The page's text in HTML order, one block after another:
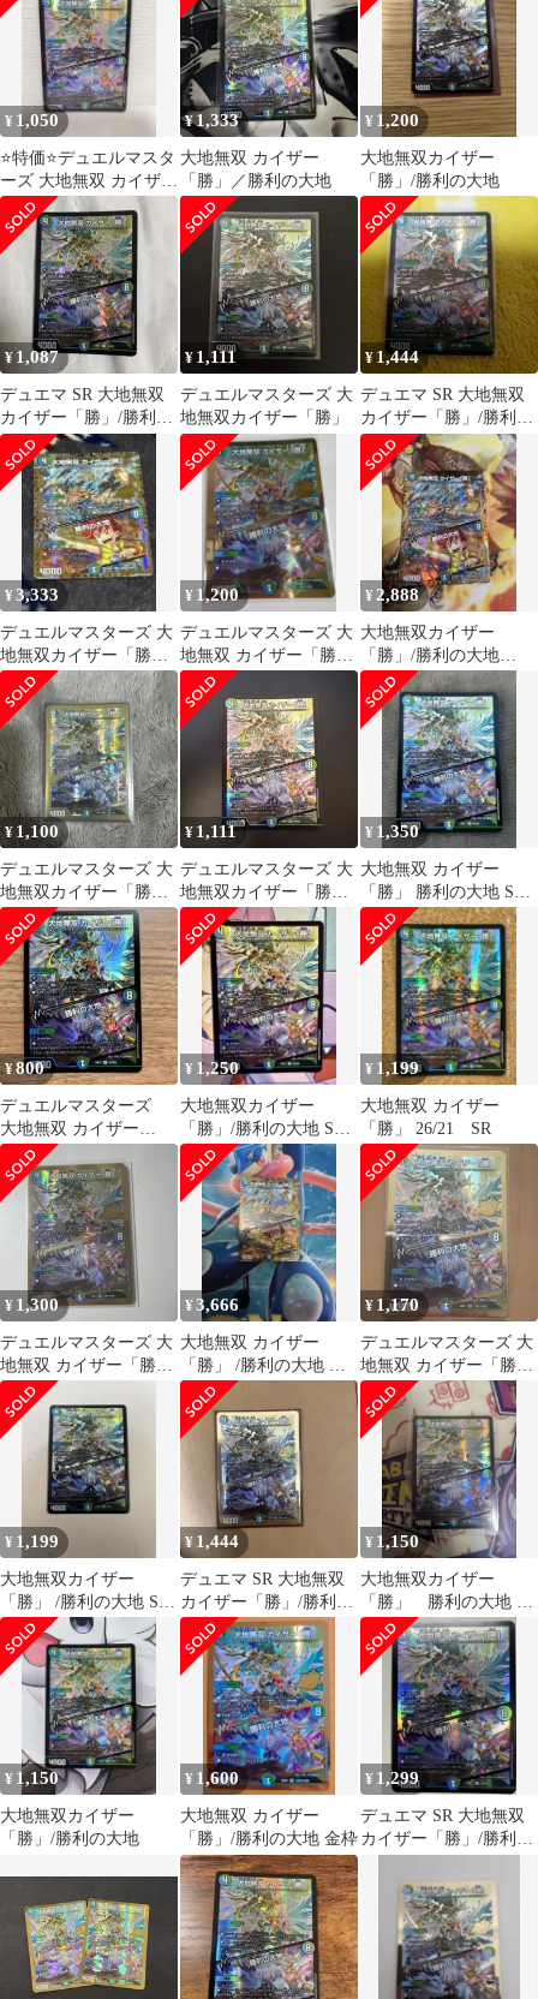
¥ 1,050
⭐️特価⭐️デュエルマスタ
ーズ 大地無双 カイザー
「勝」/ 勝利の大地
¥ 1,333
大地無双 カイザー
「勝」／勝利の大地
¥ 1,200
大地無双カイザー
「勝」/勝利の大地
¥ 1,087
デュエマ SR 大地無双
カイザー「勝」/勝利の
大地 大地無双 カイザー
勝 援軍
¥ 1,111
デュエルマスターズ 大
地無双カイザー「勝」
¥ 1,444
デュエマ SR 大地無双
カイザー「勝」/勝利の
大地
¥3,333
デュエルマスターズ 大
地無双カイザー「勝」
勝利の大地
¥ 1,200
デュエルマスターズ 大
地無双 カイザー「勝」/
勝利の大地
¥ 2,888
大地無双カイザー
「勝」/勝利の大地
【SR】26EX1秘N3超/秘
N5
¥ 1,100
デュエルマスターズ 大
地無双カイザー「勝」
金枠
¥ 1,111
デュエルマスターズ 大
地無双カイザー「勝」/
勝利の大地
¥ 1,350
大地無双 カイザー
「勝」 勝利の大地 SR
スーパーレア デュエル
マスターズ
¥800
デュエルマスターズ
大地無双 カイザー
「勝」/勝利の大地
SR 25の援軍
¥ 1,250
大地無双カイザー
「勝」/勝利の大地 SR
N3/N25 26EX1
¥ 1,199
大地無双 カイザー
「勝」 26/21 SR
¥ 1,300
デュエルマスターズ 大
地無双 カイザー「勝」/
勝利の大地
¥3,666
大地無双 カイザー
「勝」 /勝利の大地 シ
ークレットレア
¥ 1,170
デュエルマスターズ 大
地無双 カイザー「勝」/
勝利の大地
¥ 1,199
大地無双カイザー
「勝」 /勝利の大地 SR
デュエルマスターズ
¥ 1,444
デュエマ SR 大地無双
カイザー「勝」/勝利の
大地
¥ 1,150
大地無双カイザー
「勝」 勝利の大地 大
地無双 カイザー
「勝」 25の援軍 SR
¥ 1,150
大地無双カイザー
「勝」/勝利の大地
¥ 1,600
大地無双 カイザー
「勝」/勝利の大地 金枠
¥ 1,299
デュエマ SR 大地無双
カイザー「勝」/勝利の